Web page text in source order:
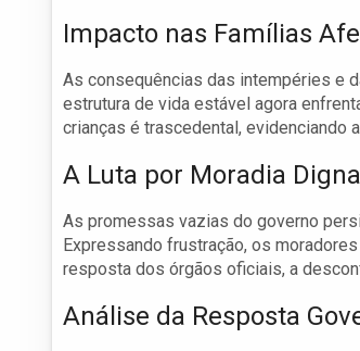
Impacto nas Famílias
As consequências das intempéries e
estrutura de vida estável agora
crianças é trascedental, evidenciando
A Luta por Moradia
As promessas vazias do governo
Expressando frustração, os
resposta dos órgãos oficiais, a
Análise da Resposta